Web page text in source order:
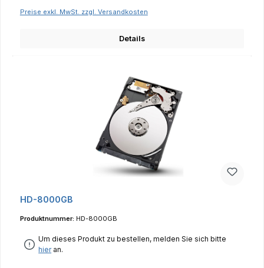
Preise exkl. MwSt. zzgl. Versandkosten
Details
HD-8000GB
Produktnummer: HD-8000GB
Um dieses Produkt zu bestellen, melden Sie sich bitte
hieran.